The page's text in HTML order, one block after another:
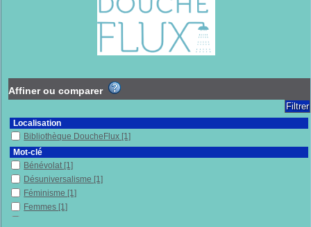
Affiner ou comparer
Localisation
Bibliothèque DoucheFlux [1]
Mot-clé
Bénévolat [1]
Désuniversalisme [1]
Féminisme [1]
Femmes [1]